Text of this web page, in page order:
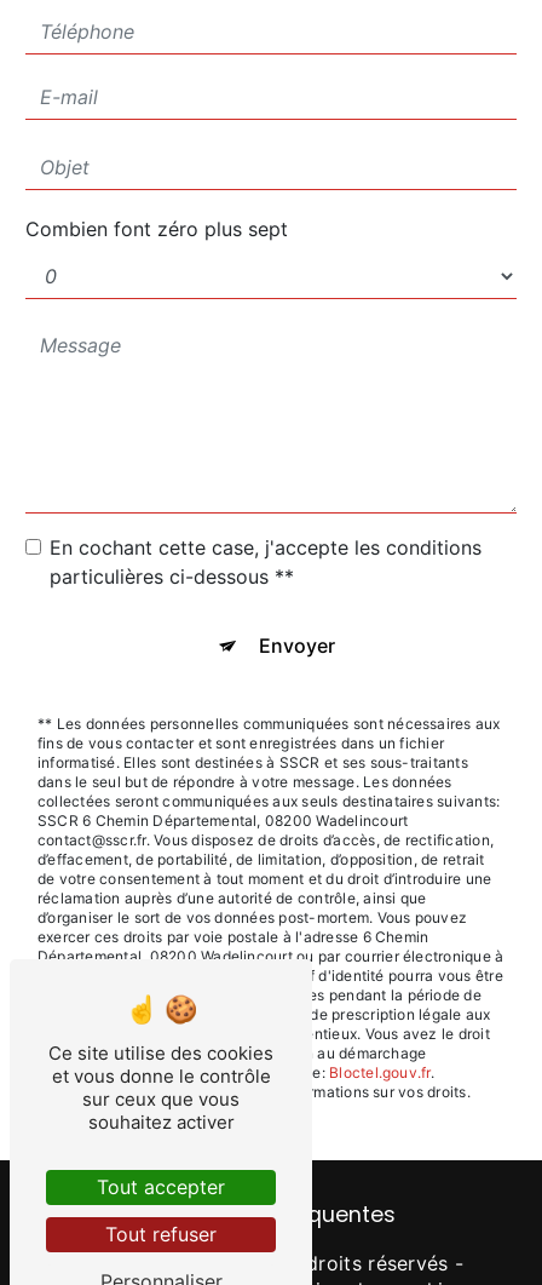
Combien font zéro plus sept
En cochant cette case, j'accepte les conditions
particulières ci-dessous **
Envoyer
** Les données personnelles communiquées sont nécessaires aux
fins de vous contacter et sont enregistrées dans un fichier
informatisé. Elles sont destinées à SSCR et ses sous-traitants
dans le seul but de répondre à votre message. Les données
collectées seront communiquées aux seuls destinataires suivants:
SSCR 6 Chemin Départemental, 08200 Wadelincourt
contact@sscr.fr. Vous disposez de droits d’accès, de rectification,
d’effacement, de portabilité, de limitation, d’opposition, de retrait
de votre consentement à tout moment et du droit d’introduire une
réclamation auprès d’une autorité de contrôle, ainsi que
d’organiser le sort de vos données post-mortem. Vous pouvez
exercer ces droits par voie postale à l'adresse 6 Chemin
Départemental, 08200 Wadelincourt ou par courrier électronique à
l'adresse contact@sscr.fr. Un justificatif d'identité pourra vous être
demandé. Nous conservons vos données pendant la période de
prise de contact puis pendant la durée de prescription légale aux
fins probatoires et de gestion des contentieux. Vous avez le droit
de vous inscrire sur la liste d'opposition au démarchage
téléphonique, disponible à cette adresse: Bloctel.gouv.fr.
Consultez le site cnil.fr pour plus d’informations sur vos droits.
Recherches fréquentes
- 2026 - Tous droits réservés -
Ce site utilise des cookies
et vous donne le contrôle
sur ceux que vous
souhaitez activer
Tout accepter
Tout refuser